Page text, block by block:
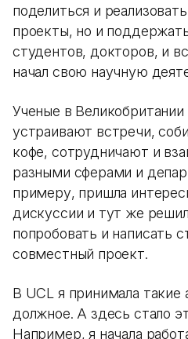
поделиться и
проекты, но и
студентов, докторов, и
начал свою научную
Ученые в
устраивают встречи,
кофе, сотрудничают и
разными сферами и
примеру, пришла
дискуссии и тут же
попробовать и написать
совместный проект.
В UCL я принимала такие
должное. А здесь стало
Например, я начала